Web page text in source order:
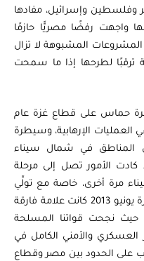
وفلسطين وإسرائيل، مفادها
واجهت رفضًا مصريًّا حازمًا
المشبوهة لا تزال
ترقبًا لطرحها إذا ما سمحت
حماس على قطاع غزة عام
2011، تصاعدًا في العمليات الإرهابية، وسيطرة
المناطق في شمال سيناء
الأمور تصل إلى مرحلة
مرة أخرى، خاصة مع تولِّي
الإخوان حكم مصر عام 2012؛ إلا أن ثورة يونيو 2013 كانت علامة فارقة
حيث نجحت قواتنا المسلحة
والأمني الكامل في
على الحدود بين مصر وقطاع